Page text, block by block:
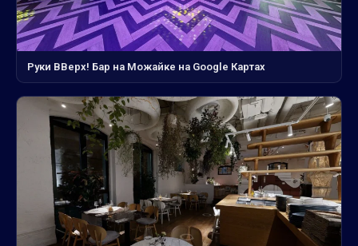
Руки ВВерх! Бар на Можайке на Google Картах